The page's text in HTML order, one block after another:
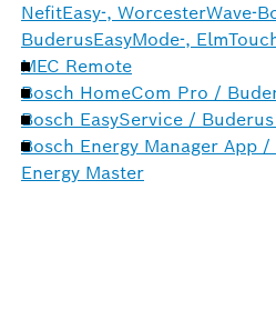
NefitEasy-, WorcesterWave-
BuderusEasyMode-,
MEC Remote
Bosch HomeCom Pro /
Bosch EasyService /
Bosch Energy Manager App
Energy Master